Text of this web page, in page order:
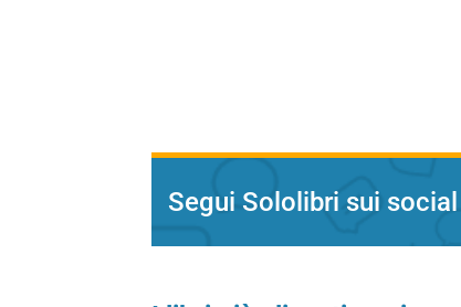
Segui Sololibri sui social